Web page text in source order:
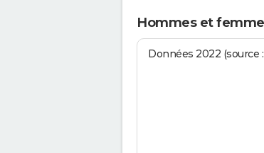
Hommes et
Données 2022 (source